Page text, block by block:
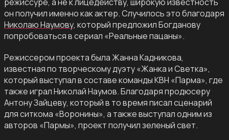
он получил именно как актер. Случилось это благодаря
Николаю Наумову, который предложил Богданову
попробоваться в сериал «Реальные пацаны».
Режиссером проекта была Жанна Кадникова,
известная по творческому дуэту «Жанка и Светка»,
который выступал в составе команды КВН «Парма», где
также играл Николай Наумов. Благодаря продюсеру
Антону Зайцеву, который в то время писал сценарий
для ситкома «Воронины», а также выступал одним из
авторов «Пармы», проект получил зеленый свет.